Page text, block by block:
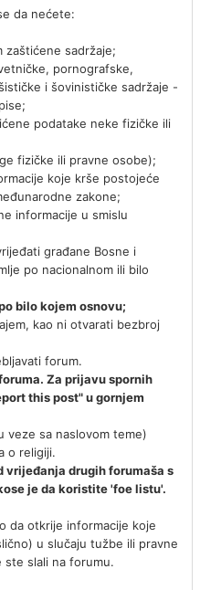
da nećete:
zaštićene sadržaje;
pornografske,
i šovinističke sadržaje -
podatake neke fizičke ili
fizičke ili pravne osobe);
koje krše postojeće
zakone;
informacije u smislu
građane Bosne i
po nacionalnom ili bilo
bilo kojem osnovu;
kao ni otvarati bezbroj
forum.
Za prijavu spornih
this post" u gornjem
veze sa naslovom teme)
o religiji.
vrijeđanja drugih forumaša s
je da koristite 'foe listu'.
da otkrije informacije koje
u slučaju tužbe ili pravne
ste slali na forumu.